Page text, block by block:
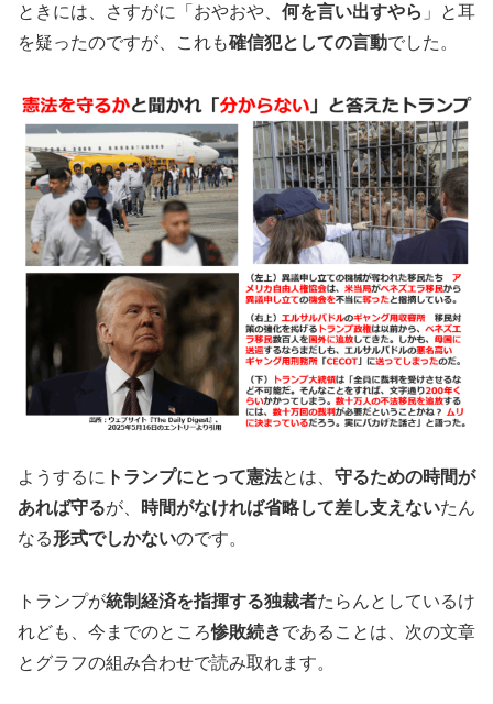
ときには、さすがに「おやおや、 何を言い出すやら 」と耳
を疑ったのですが、これも確信犯としての言動でした。
ようするに トランプにとって憲法とは、 守るための時間が
あれば守るが、 時間がなければ省略して差し支えないたん
なる形式でしかないのです。
トランプが統制経済を指揮する独裁者たらんとしているけ
れども、今までのところ惨敗続きであることは、次の文章
とグラフの組み合わせで読み取れます。